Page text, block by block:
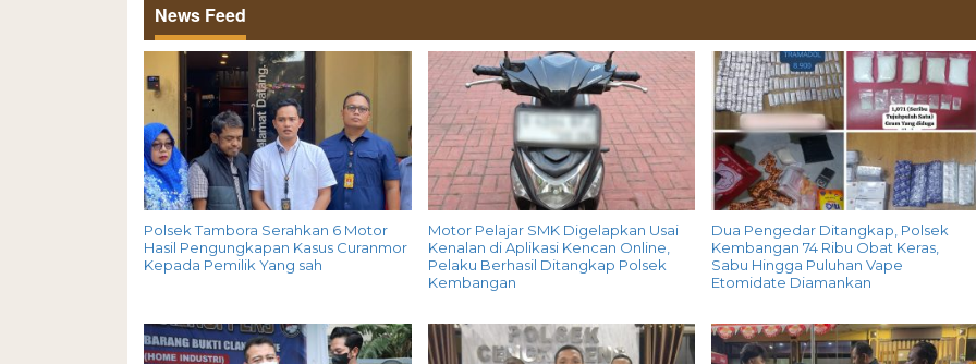
News Feed
Polsek Tambora Serahkan 6 Motor
Hasil Pengungkapan Kasus Curanmor
Kepada Pemilik Yang sah
Motor Pelajar SMK Digelapkan Usai
Kenalan di Aplikasi Kencan Online,
Pelaku Berhasil Ditangkap Polsek
Kembangan
Dua Pengedar Ditangkap, Polsek
Kembangan 74 Ribu Obat Keras,
Sabu Hingga Puluhan Vape
Etomidate Diamankan